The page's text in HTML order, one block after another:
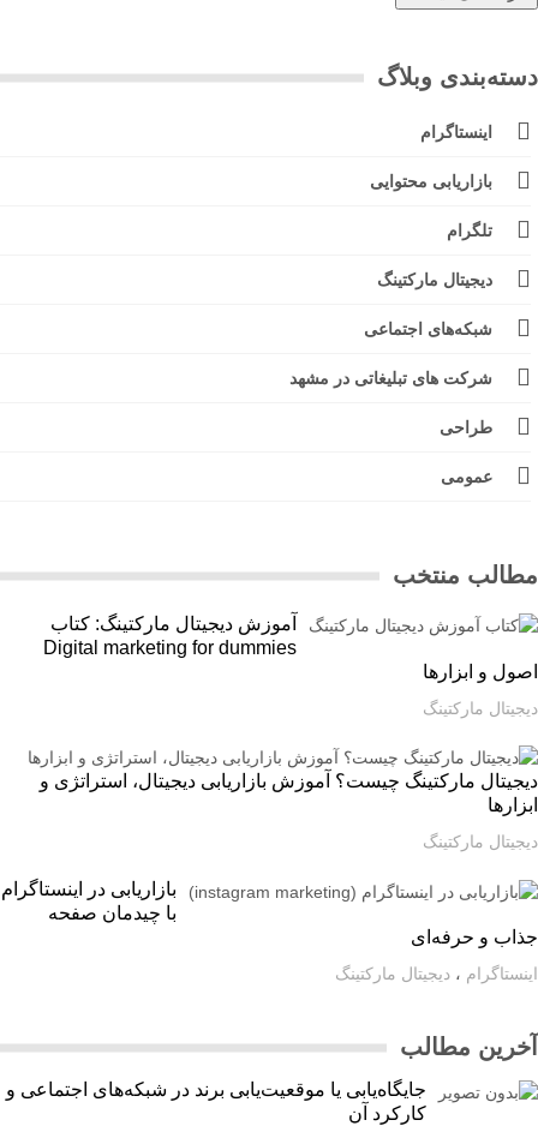
وبلاگ
اینستاگرام
بازاریابی محتوایی
تلگرام
دیجیتال مارکتینگ
شبکه‌های اجتماعی
شرکت های تبلیغاتی در مشهد
طراحی
عمومی
منتخب
آموزش دیجیتال مارکتینگ: کتاب
Digital marketing for dummies
و ابزارها
مارکتینگ
مارکتینگ چیست؟ آموزش بازاریابی دیجیتال، استراتژی و
مارکتینگ
بازاریابی در اینستاگرام
با چیدمان صفحه
و حرفه‌ای
،دیجیتال مارکتینگ
مطالب
جایگاه‌یابی یا موقعیت‌یابی برند در شبکه‌های اجتماعی و
کارکرد آن